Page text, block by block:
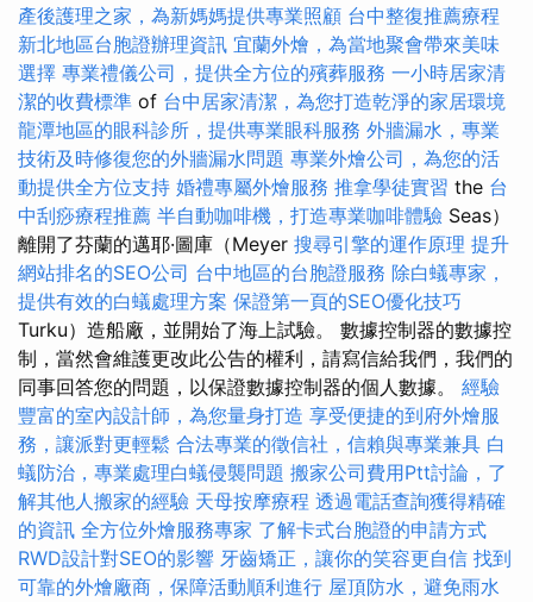
產後護理之家，為新媽媽提供專業照顧 台中整復推薦療程
新北地區台胞證辦理資訊 宜蘭外燴，為當地聚會帶來美味
選擇 專業禮儀公司，提供全方位的殯葬服務 一小時居家清
潔的收費標準 of 台中居家清潔，為您打造乾淨的家居環境
龍潭地區的眼科診所，提供專業眼科服務 外牆漏水，專業
技術及時修復您的外牆漏水問題 專業外燴公司，為您的活
動提供全方位支持 婚禮專屬外燴服務 推拿學徒實習 the 台
中刮痧療程推薦 半自動咖啡機，打造專業咖啡體驗 Seas）
離開了芬蘭的邁耶·圖庫（Meyer 搜尋引擎的運作原理 提升
網站排名的SEO公司 台中地區的台胞證服務 除白蟻專家，
提供有效的白蟻處理方案 保證第一頁的SEO優化技巧
Turku）造船廠，並開始了海上試驗。 數據控制器的數據控
制，當然會維護更改此公告的權利，請寫信給我們，我們的
同事回答您的問題，以保證數據控制器的個人數據。 經驗
豐富的室內設計師，為您量身打造 享受便捷的到府外燴服
務，讓派對更輕鬆 合法專業的徵信社，信賴與專業兼具 白
蟻防治，專業處理白蟻侵襲問題 搬家公司費用Ptt討論，了
解其他人搬家的經驗 天母按摩療程 透過電話查詢獲得精確
的資訊 全方位外燴服務專家 了解卡式台胞證的申請方式
RWD設計對SEO的影響 牙齒矯正，讓你的笑容更自信 找到
可靠的外燴廠商，保障活動順利進行 屋頂防水，避免雨水